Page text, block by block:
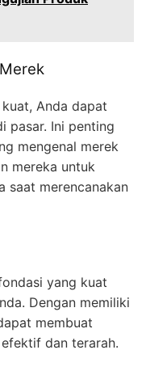
Anda dapat
pasar. Ini penting
mengenal merek
mereka untuk
saat merencanakan
yang kuat
Dengan memiliki
membuat
dan terarah.